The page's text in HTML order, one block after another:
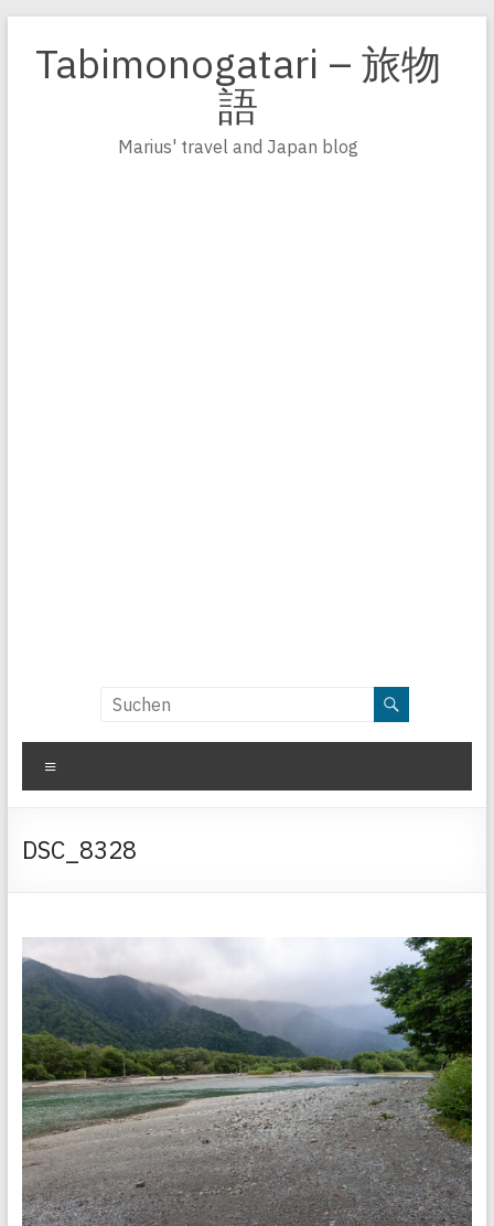
Inhalt
springen
Tabimonogatari – 旅物
語
Marius' travel and Japan blog
DSC_8328